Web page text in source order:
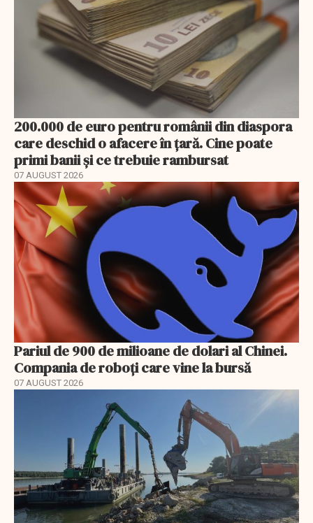
200.000 de euro pentru românii din diaspora
care deschid o afacere în țară. Cine poate
primi banii și ce trebuie rambursat
07 AUGUST 2026
Pariul de 900 de milioane de dolari al Chinei.
Compania de roboți care vine la bursă
07 AUGUST 2026